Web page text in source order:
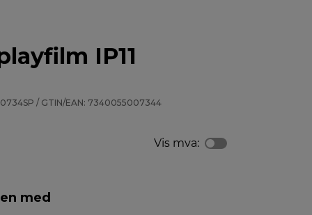
IP11
/ GTIN/EAN: 7340055007344
Vis mva:
med